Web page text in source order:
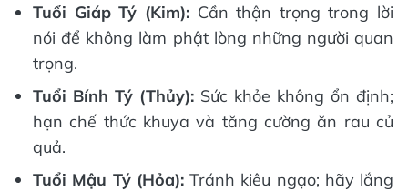
Tuổi Giáp Tý (Kim):Cần thận trọng trong lời
nói để không làm phật lòng những người quan
trọng.
Tuổi Bính Tý (Thủy): Sức khỏe không ổn định;
hạn chế thức khuya và tăng cường ăn rau củ
quả.
Tuổi Mậu Tý (Hỏa):Tránh kiêu ngạo; hãy lắng